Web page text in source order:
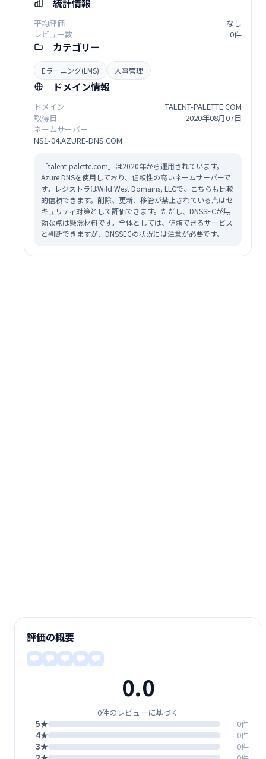
統計情報
平均評価
なし
レビュー数
0件
カテゴリー
Eラーニング(LMS) 人事管理
ドメイン情報
ドメイン
TALENT-PALETTE.COM
取得日
2020年08月07日
ネームサーバー
NS1-04.AZURE-DNS.COM
「talent-palette.com」は2020年から運用されています。
Azure DNSを使用しており、信頼性の高いネームサーバーで
す。レジストラはWild West Domains, LLCで、こちらも比較
的信頼できます。削除、更新、移管が禁止されている点はセ
キュリティ対策として評価できます。ただし、DNSSECが無
効な点は懸念材料です。全体としては、信頼できるサービス
と判断できますが、DNSSECの状況には注意が必要です。
評価の概要
0.0
0件のレビューに基づく
5★
0件
4★
0件
3★
0件